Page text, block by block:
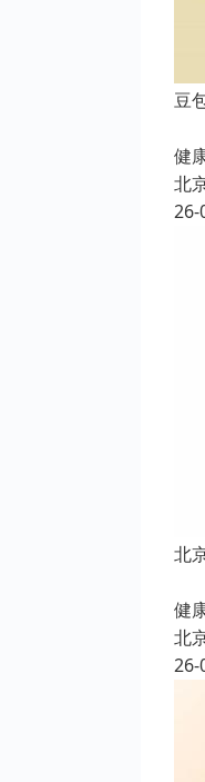
豆
健
北
26-
北
健
北
26-